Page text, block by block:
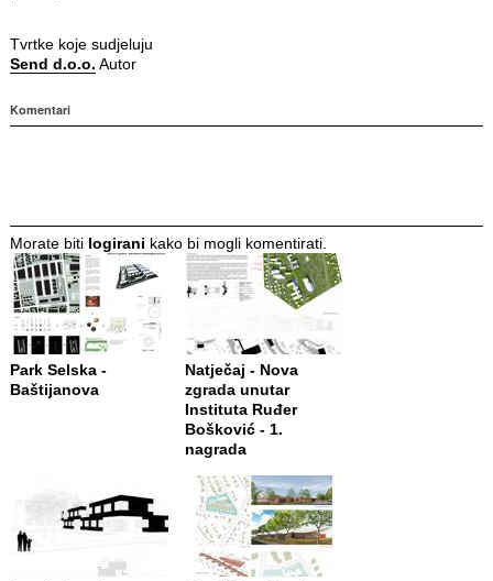
Tvrtke koje sudjeluju
Send d.o.o. Autor
Komentari
Morate biti logirani kako bi mogli komentirati.
Park Selska -
Baštijanova
Natječaj - Nova
zgrada unutar
Instituta Ruđer
Bošković - 1.
nagrada